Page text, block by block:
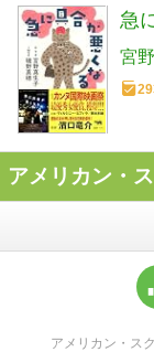
急
宮
アメリカン・
アメリカン・ス